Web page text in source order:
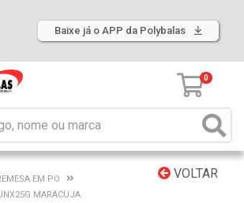
Baixe já o APP da Polybalas
0
VOLTAR
EM PO
MARACUJA